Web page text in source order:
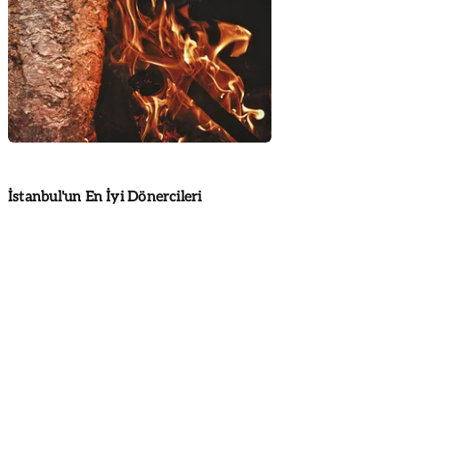
İstanbul'un En İyi Dönercileri